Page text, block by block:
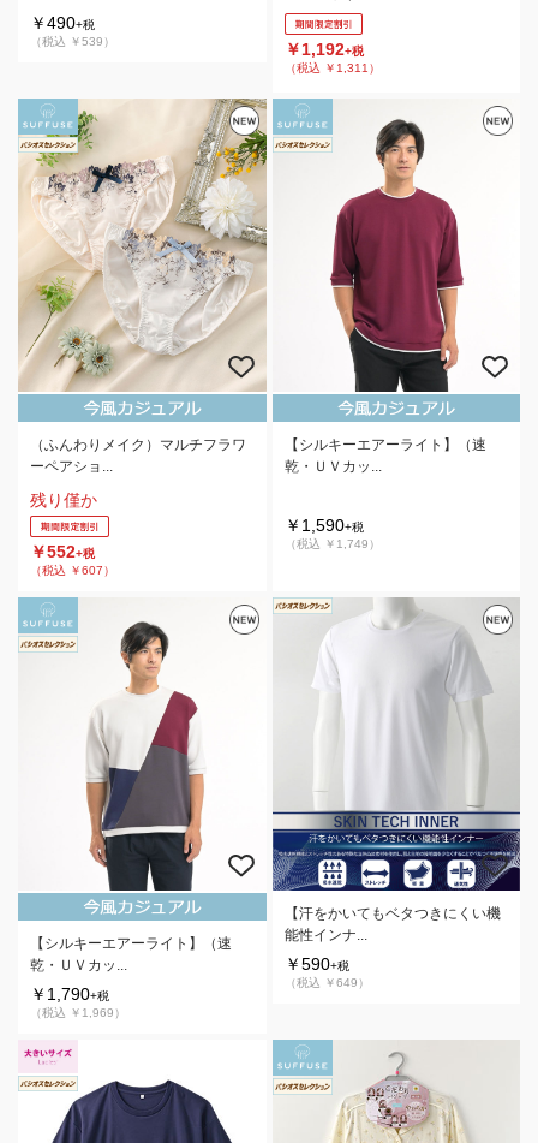
￥490+税
（税込 ￥539）
￥1,192+税
（税込 ￥1,311）
（ふんわりメイク）マルチフラワ
ーペアショ...
残り僅か
￥552+税
（税込 ￥607）
【シルキーエアーライト】（速
乾・ＵＶカッ...
￥1,590+税
（税込 ￥1,749）
【シルキーエアーライト】（速
乾・ＵＶカッ...
￥1,790+税
（税込 ￥1,969）
【汗をかいてもベタつきにくい機
能性インナ...
￥590+税
（税込 ￥649）